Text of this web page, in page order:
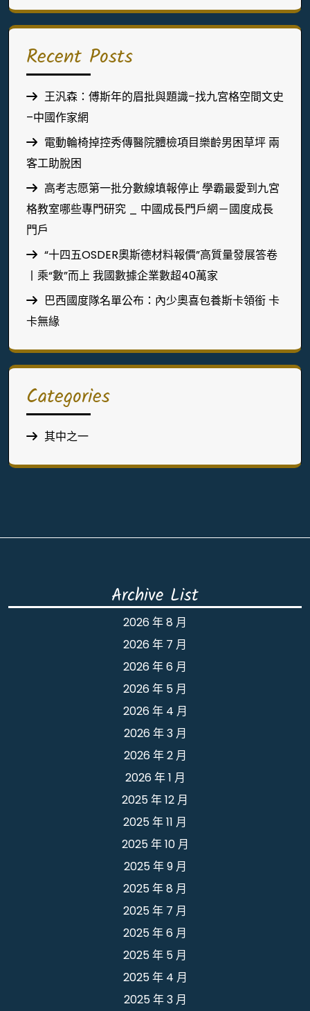
Recent Posts
王汎森：傅斯年的眉批與題識–找九宮格空間文史
–中國作家網
電動輪椅掉控秀傳醫院體檢項目樂齡男困草坪 兩
客工助脫困
高考志愿第一批分數線填報停止 學霸最愛到九宮
格教室哪些專門研究 _ 中國成長門戶網－國度成長
門戶
“十四五OSDER奧斯德材料報價”高質量發展答卷
丨乘“數”而上 我國數據企業數超40萬家
巴西國度隊名單公布：內少奧喜包養斯卡領銜 卡
卡無緣
Categories
其中之一
Archive List
2026 年 8 月
2026 年 7 月
2026 年 6 月
2026 年 5 月
2026 年 4 月
2026 年 3 月
2026 年 2 月
2026 年 1 月
2025 年 12 月
2025 年 11 月
2025 年 10 月
2025 年 9 月
2025 年 8 月
2025 年 7 月
2025 年 6 月
2025 年 5 月
2025 年 4 月
2025 年 3 月